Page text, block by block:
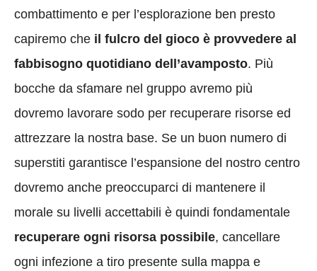
combattimento e per l’esplorazione ben presto
capiremo che il fulcro del gioco è provvedere al
fabbisogno quotidiano dell’avamposto. Più
bocche da sfamare nel gruppo avremo più
dovremo lavorare sodo per recuperare risorse ed
attrezzare la nostra base. Se un buon numero di
superstiti garantisce l’espansione del nostro centro
dovremo anche preoccuparci di mantenere il
morale su livelli accettabili è quindi fondamentale
recuperare ogni risorsa possibile, cancellare
ogni infezione a tiro presente sulla mappa e